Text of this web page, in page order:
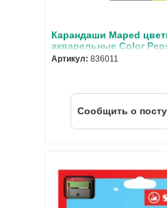
Карандаши Maped
акварельные Color
цветов+кисть
Артикул: 836011
Cообщить о